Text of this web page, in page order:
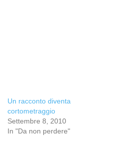
Un racconto diventa
cortometraggio
Settembre 8, 2010
In "Da non perdere"